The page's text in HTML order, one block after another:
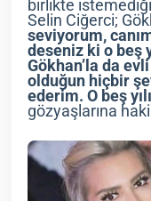
birlikte
Selin Ciğerci;
seviyorum,
deseniz ki o beş
Gökhan’la da
olduğun hiçbir
ederim. O beş
gözyaşlarına